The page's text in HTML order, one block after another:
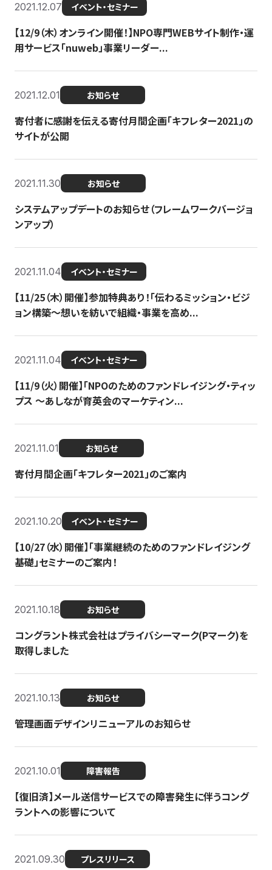
2021.12.07 イベント・セミナー
【12/9（木）オンライン開催！】NPO専門WEBサイト制作・運
用サービス「nuweb」事業リーダー...
2021.12.01 お知らせ
寄付者に感謝を伝える寄付月間企画「キフレター2021」の
サイトが公開
2021.11.30 お知らせ
システムアップデートのお知らせ（フレームワークバージョ
ンアップ）
2021.11.04 イベント・セミナー
【11/25（木）開催】参加特典あり！「伝わるミッション・ビジ
ョン構築〜想いを紡いで組織・事業を高め...
2021.11.04 イベント・セミナー
【11/9（火）開催】「NPOのためのファンドレイジング・ティッ
プス 〜あしなが育英会のマーケティン...
2021.11.01 お知らせ
寄付月間企画「キフレター2021」のご案内
2021.10.20 イベント・セミナー
【10/27（水）開催】「事業継続のためのファンドレイジング
基礎」セミナーのご案内！
2021.10.18 お知らせ
コングラント株式会社はプライバシーマーク(Pマーク)を
取得しました
2021.10.13 お知らせ
管理画面デザインリニューアルのお知らせ
2021.10.01 障害報告
【復旧済】メール送信サービスでの障害発生に伴うコング
ラントへの影響について
2021.09.30 プレスリリース